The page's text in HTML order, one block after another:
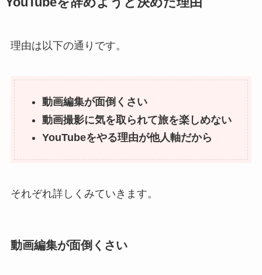
理由は以下の通りです。
動画編集が面倒くさい
動画撮影に気を取られて旅を楽しめない
YouTubeをやる理由が他人軸だから
それぞれ詳しくみていきます。
動画編集が面倒くさい